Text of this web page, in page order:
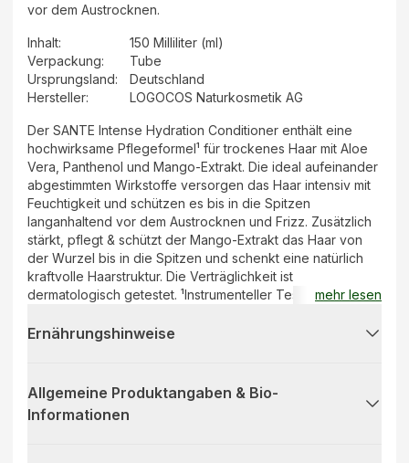
vor dem Austrocknen.
Inhalt:
150 Milliliter (ml)
Verpackung:
Tube
Ursprungsland:
Deutschland
Hersteller: LOGOCOS Naturkosmetik AG
Der SANTE Intense Hydration Conditioner enthält eine
hochwirksame Pflegeformel¹ für trockenes Haar mit Aloe
Vera, Panthenol und Mango-Extrakt. Die ideal aufeinander
abgestimmten Wirkstoffe versorgen das Haar intensiv mit
Feuchtigkeit und schützen es bis in die Spitzen
langanhaltend vor dem Austrocknen und Frizz. Zusätzlich
stärkt, pflegt & schützt der Mango-Extrakt das Haar von
der Wurzel bis in die Spitzen und schenkt eine natürlich
kraftvolle Haarstruktur. Die Verträglichkeit ist
dermatologisch getestet. ¹Instrumenteller Test – Shampoo
mehr lesen
Ernährungshinweise
Allgemeine Produktangaben & Bio-
Informationen